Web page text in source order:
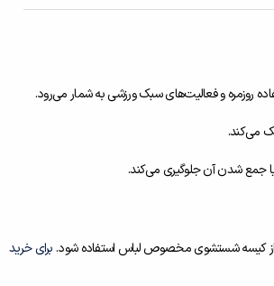
می‌کند.
یا جمع شدن آن جلوگیری می‌کند.
برای خرید